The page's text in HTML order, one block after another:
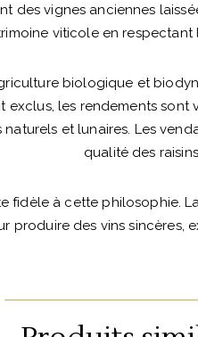
des vignes anciennes
viticole en respectant
biologique et
exclus, les rendements
et lunaires. Les
qualité des
fidèle à cette philosophie.
produire des vins sincères,